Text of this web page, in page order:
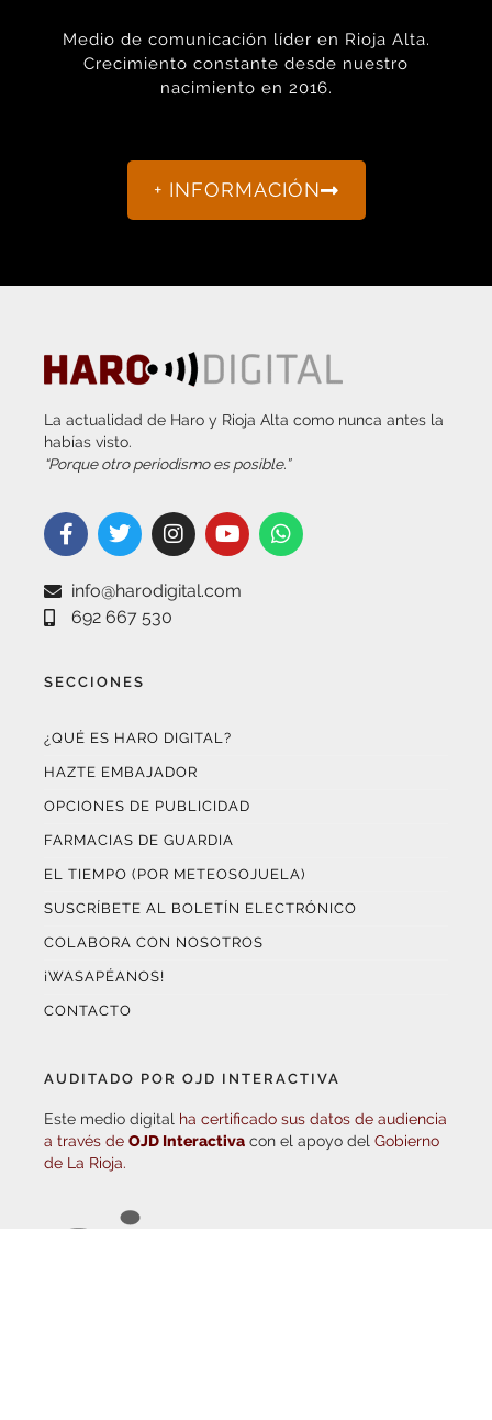
Medio de comunicación líder en Rioja Alta.
Crecimiento constante desde nuestro
nacimiento en 2016.
+ INFORMACIÓN
La actualidad de Haro y Rioja Alta como nunca antes la
habías visto.
“Porque otro periodismo es posible.”
info@harodigital.com
692 667 530
SECCIONES
¿QUÉ ES HARO DIGITAL?
HAZTE EMBAJADOR
OPCIONES DE PUBLICIDAD
FARMACIAS DE GUARDIA
EL TIEMPO (POR METEOSOJUELA)
SUSCRÍBETE AL BOLETÍN ELECTRÓNICO
COLABORA CON NOSOTROS
¡WASAPÉANOS!
CONTACTO
AUDITADO POR OJD INTERACTIVA
Este medio digital ha certificado sus datos de audiencia
a través de OJD Interactiva con el apoyo del Gobierno
de La Rioja.